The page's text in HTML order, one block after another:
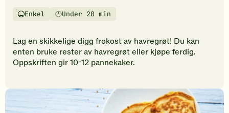
vurderinger.
den
første
til
oppskriften.
Vanskelighetsgrad
Enkel
TilberedningstidUnder 20 min
Lag en skikkelige digg frokost av havregrøt! Du kan
enten bruke rester av havregrøt eller kjøpe ferdig.
Oppskriften gir 10-12 pannekaker.